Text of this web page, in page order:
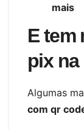
mais
E tem
pix
Algumas
com qr